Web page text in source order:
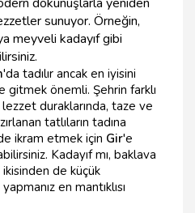
sunuyor. Örneğin,
meyveli kadayıf gibi
'da tadılır ancak en iyisini
gitmek önemli. Şehrin farklı
duraklarında, taze ve
tatlıların tadına
ikram etmek için Gir'e
Kadayıf mı, baklava
ikisinden de küçük
en mantıklısı